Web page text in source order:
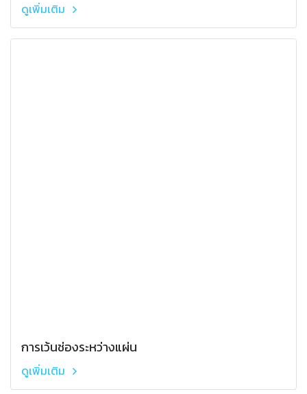
ดูเพิ่มเติม
การเว้นช่องระหว่างแผ่น
ดูเพิ่มเติม